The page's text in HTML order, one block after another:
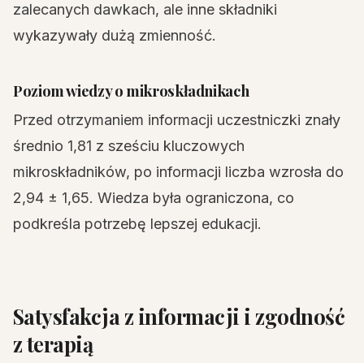
zalecanych dawkach, ale inne składniki
wykazywały dużą zmienność.
Poziom wiedzy o mikroskładnikach
Przed otrzymaniem informacji uczestniczki znały
średnio 1,81 z sześciu kluczowych
mikroskładników, po informacji liczba wzrosła do
2,94 ± 1,65. Wiedza była ograniczona, co
podkreśla potrzebę lepszej edukacji.
Satysfakcja z informacji i zgodność
z terapią